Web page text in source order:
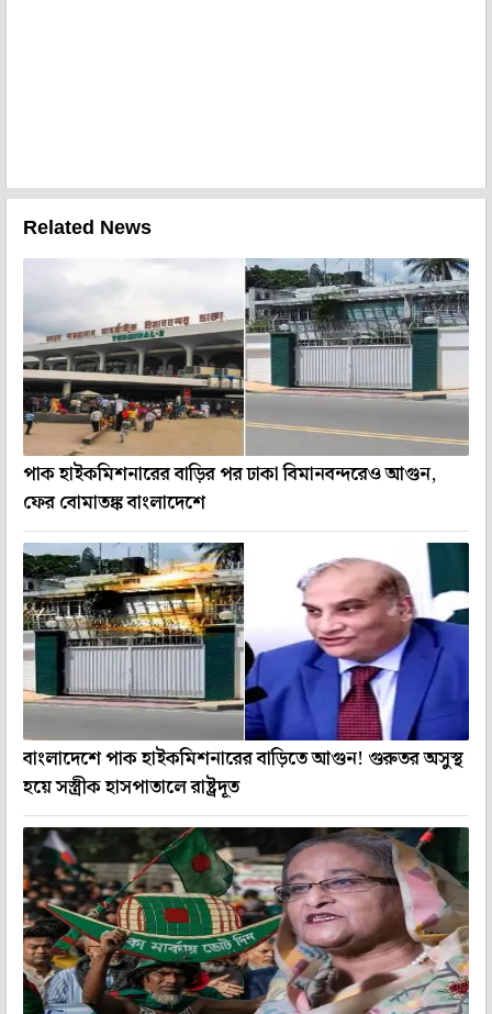
Related News
পাক হাইকমিশনারের বাড়ির পর ঢাকা বিমানবন্দরেও আগুন,
ফের বোমাতঙ্ক বাংলাদেশে
বাংলাদেশে পাক হাইকমিশনারের বাড়িতে আগুন! গুরুতর অসুস্থ
হয়ে সস্ত্রীক হাসপাতালে রাষ্ট্রদূত